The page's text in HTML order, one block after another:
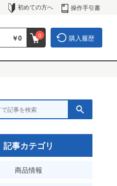
初めての方へ 操作手引書
￥0 0 購入履歴
記事カテゴリ
商品情報